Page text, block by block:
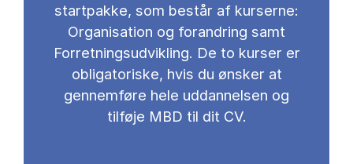
startpakke, som består af kurserne:
Organisation og forandring samt
Forretningsudvikling. De to kurser er
obligatoriske, hvis du ønsker at
gennemføre hele uddannelsen og
tilføje MBD til dit CV.